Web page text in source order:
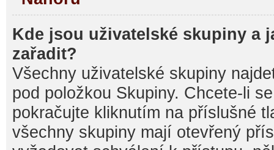
Kde jsou uživatelské skupiny a
zařadit?
Všechny uživatelské skupiny
pod položkou Skupiny. Chcete-li
pokračujte kliknutím na příslušné
všechny skupiny mají otevřený